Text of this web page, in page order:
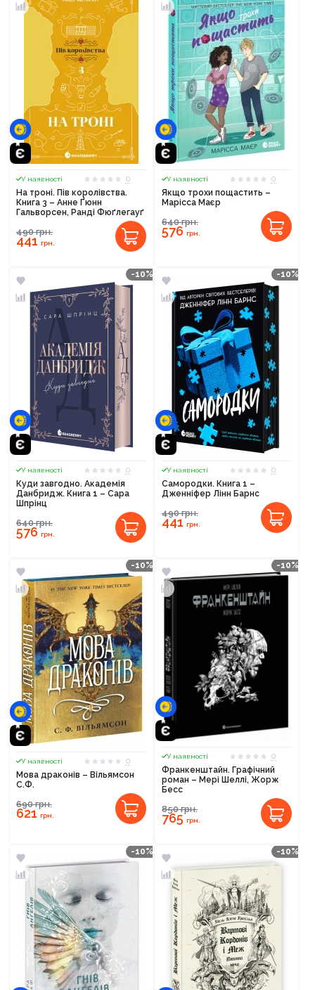
У наявності
0
На троні. Пів королівства.
Книга 3 – Анне Ґюнн
Гальворсен, Ранді Фюґлегауґ
490грн.
441грн.
У наявності
0
Якщо трохи пощастить –
Марісса Маєр
640грн.
576грн.
-10%
У наявності
0
Куди завгодно. Академія
Данбридж. Книга 1 – Сара
Шпрінц
640грн.
576грн.
-10%
У наявності
0
Самородки. Книга 1 –
Дженніфер Лінн Барнс
490грн.
441грн.
-10%
У наявності
0
Мова драконів – Вільямсон
С.Ф.
690грн.
621грн.
-10%
У наявності
0
Франкенштайн. Графічний
роман – Мері Шеллі, Жорж
Бесс
850грн.
765грн.
-10% -10%